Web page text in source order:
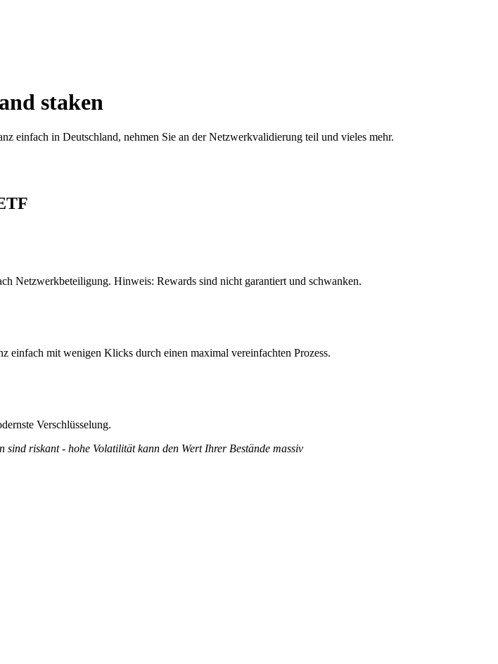
staken
einfach in Deutschland, nehmen Sie an der Netzwerkvalidierung teil und vieles mehr.
Netzwerkbeteiligung. Hinweis: Rewards sind nicht garantiert und schwanken.
einfach mit wenigen Klicks durch einen maximal vereinfachten Prozess.
Verschlüsselung.
riskant - hohe Volatilität kann den Wert Ihrer Bestände massiv